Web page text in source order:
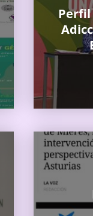
Perfil